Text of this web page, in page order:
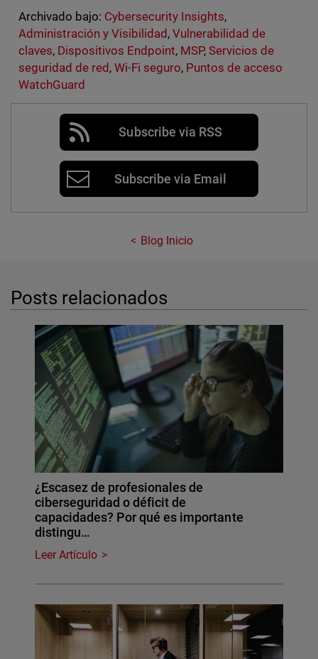
Archivado bajo: Cybersecurity Insights,
Administración y Visibilidad , Vulnerabilidad de
claves, Dispositivos Endpoint, MSP,Servicios de
seguridad de red , Wi-Fi seguro, Puntos de acceso
WatchGuard
Subscribe via RSS
Subscribe via Email
Blog Inicio
Posts relacionados
¿Escasez de profesionales de
ciberseguridad o déficit de
capacidades? Por qué es importante
distingu…
Leer Artículo